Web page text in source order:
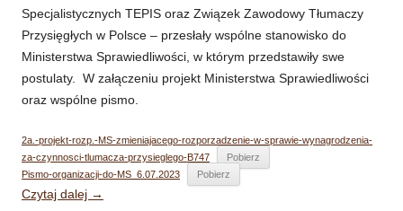
Specjalistycznych TEPIS oraz Związek Zawodowy Tłumaczy
Przysięgłych w Polsce – przesłały wspólne stanowisko do
Ministerstwa Sprawiedliwości, w którym przedstawiły swe
postulaty. W załączeniu projekt Ministerstwa Sprawiedliwości
oraz wspólne pismo.
2a.-projekt-rozp.-MS-zmieniajacego-rozporzadzenie-w-sprawie-wynagrodzenia-
za-czynnosci-tlumacza-przysieglego-B747
Pobierz
Pismo-organizacji-do-MS_6.07.2023
Pobierz
Czytaj dalej →